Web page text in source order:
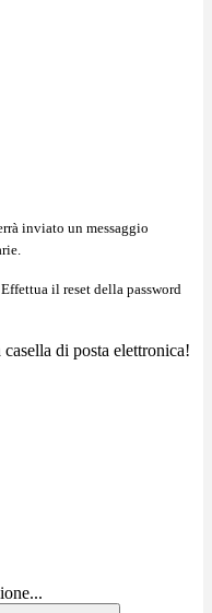
inviato un messaggio
il reset della password
di posta elettronica!